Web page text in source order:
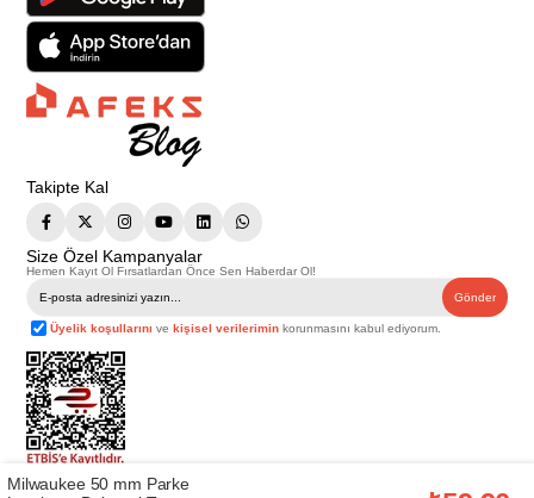
Takipte Kal
Size Özel Kampanyalar
Hemen Kayıt Ol Fırsatlardan Önce Sen Haberdar Ol!
Gönder
Üyelik koşullarını vekişisel verilerimin korunmasını kabul ediyorum.
Telif Hakkı © 2026 . Tüm hakları saklıdır.
Milwaukee 50 mm Parke